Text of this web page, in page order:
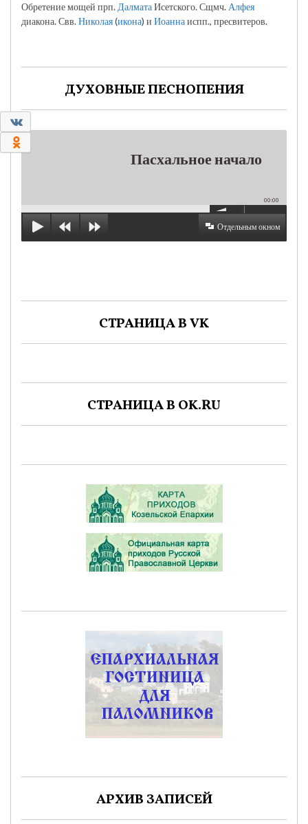
Обретение мощей прп. ДалматаИсетского. Сщмч. Алфея
диакона. Свв.Николая(икона) и Иоаннаиспп., пресвитеров.
ДУХОВНЫЕ ПЕСНОПЕНИЯ
Пасхальное начало
00:00
Отдельным окном
СТРАНИЦА В VK
СТРАНИЦА В OK.RU
АРХИВ ЗАПИСЕЙ